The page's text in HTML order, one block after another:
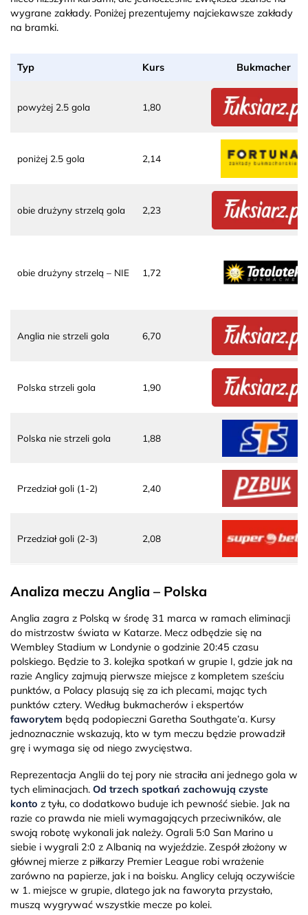
wygrane zakłady. Poniżej prezentujemy najciekawsze zakłady
na bramki.
Typ Kurs Bukmacher
powyżej 2.5 gola 1,80
poniżej 2.5 gola 2,14
obie drużyny strzelą gola 2,23
obie drużyny strzelą – NIE 1,72
Anglia nie strzeli gola 6,70
Polska strzeli gola 1,90
Polska nie strzeli gola 1,88
Przedział goli (1-2) 2,40
Przedział goli (2-3) 2,08
Analiza meczu Anglia – Polska
Anglia zagra z Polską w środę 31 marca w ramach eliminacji
do mistrzostw świata w Katarze. Mecz odbędzie się na
Wembley Stadium w Londynie o godzinie 20:45 czasu
polskiego. Będzie to 3. kolejka spotkań w grupie I, gdzie jak na
razie Anglicy zajmują pierwsze miejsce z kompletem sześciu
punktów, a Polacy plasują się za ich plecami, mając tych
punktów cztery. Według bukmacherów i ekspertów
faworytem będą podopieczni Garetha Southgate’a. Kursy
jednoznacznie wskazują, kto w tym meczu będzie prowadził
grę i wymaga się od niego zwycięstwa.
Reprezentacja Anglii do tej pory nie straciła ani jednego gola w
tych eliminacjach. Od trzech spotkań zachowują czyste
konto z tyłu, co dodatkowo buduje ich pewność siebie. Jak na
razie co prawda nie mieli wymagających przeciwników, ale
swoją robotę wykonali jak należy. Ograli 5:0 San Marino u
siebie i wygrali 2:0 z Albanią na wyjeździe. Zespół złożony w
głównej mierze z piłkarzy Premier League robi wrażenie
zarówno na papierze, jak i na boisku. Anglicy celują oczywiście
w 1. miejsce w grupie, dlatego jak na faworyta przystało,
muszą wygrywać wszystkie mecze po kolei.